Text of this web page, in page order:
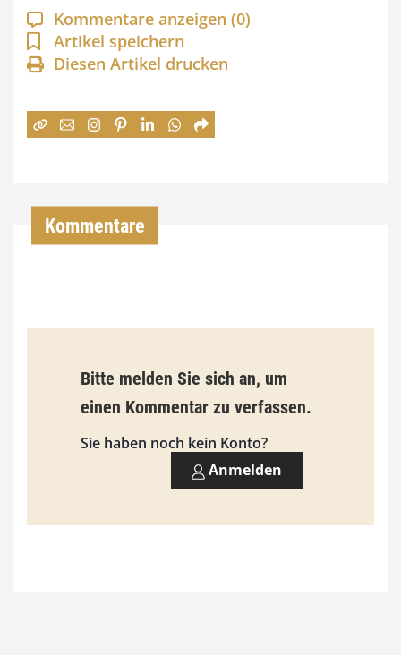
a
n
n
:
€
i
s
9
0
Kommentare anzeigen (0)
Artikel speichern
Diesen Artikel drucken
Kommentare
Bitte melden Sie sich an, um
einen Kommentar zu verfassen.
Sie haben noch kein Konto?
Anmelden